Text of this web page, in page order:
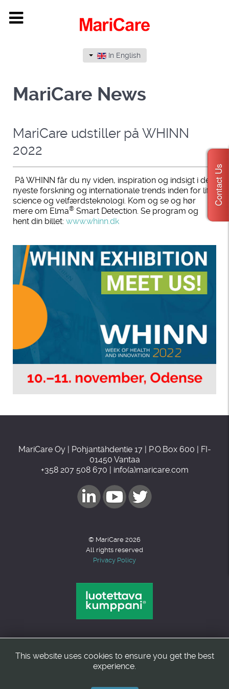
In English
MariCare News
MariCare udstiller på WHINN
2022
På WHINN får du ny viden, inspiration og indsigt i den
nyeste forskning og internationale trends inden for life
science og velfærdsteknologi. Kom og se og hør
mere om Elma® Smart Detection. Se program og
hent din billet: www.whinn.dk
MariCare Oy | Pohjantähdentie 17 | P.O.Box 600 | FI-
01450 Vantaa
+358 207 508 670 | info(a)maricare.com
© MariCare 2026
All rights reserved
Privacy Policy
Back to top
This website uses cookies to ensure you get the best
experience.
Contact Us